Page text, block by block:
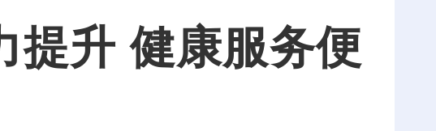
升 健康服务便